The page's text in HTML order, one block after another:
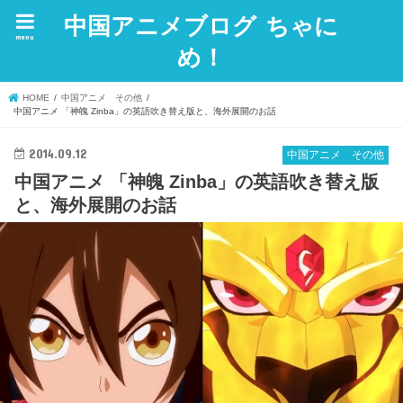
中国アニメブログ ちゃに
め！
menu
HOME
中国アニメ その他
中国アニメ 「神魄 Zinba」の英語吹き替え版と、海外展開のお話
中国アニメ その他
2014.09.12
中国アニメ 「神魄 Zinba」の英語吹き替え版
と、海外展開のお話